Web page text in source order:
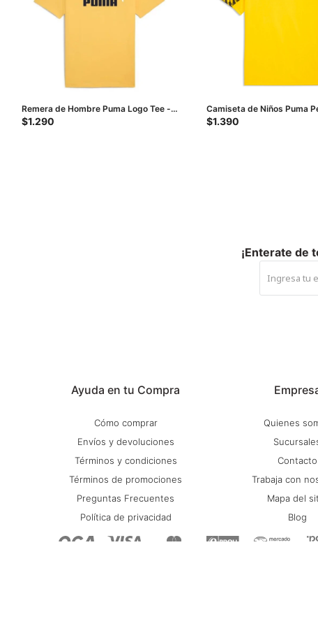
Remera de Hombre Puma Logo Tee -
Amarillo
$1.290
Camiseta de Niños Puma
Team Liga Junior - Amarillo
$1.390
Ayuda en tu Compra
Cómo comprar
Envíos y devoluciones
Términos y condiciones
Términos de promociones
Preguntas Frecuentes
Política de privacidad
Quienes
Contacto
Trabaja con
Mapa del
Blog
¡Enterate de